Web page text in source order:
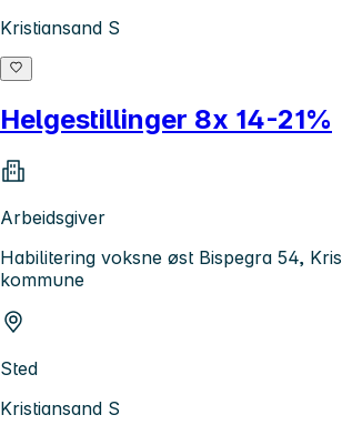
Kristiansand S
Helgestillinger 8x 14-21%
Arbeidsgiver
Habilitering voksne øst Bispegra 54,
kommune
Sted
Kristiansand S